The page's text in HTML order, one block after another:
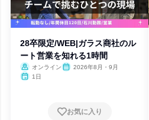
28卒限定/WEB|ガラス商社のル
ート営業を知れる1時間
オンライン
2026年8月・9月
1日
お気に入り